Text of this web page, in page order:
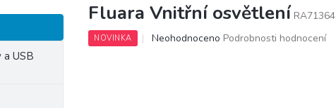
USB
Fluara Vnitřní osvětlení RA71364
NOVINKA
Průměrné
Neohodnoceno Podrobnosti hodnocení